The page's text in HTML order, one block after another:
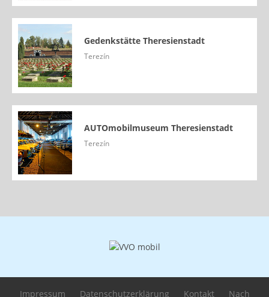
Gedenkstätte Theresienstadt
Terezín
AUTOmobilmuseum Theresienstadt
Terezín
Impressum Datenschutzerklärung Kontakt Nach